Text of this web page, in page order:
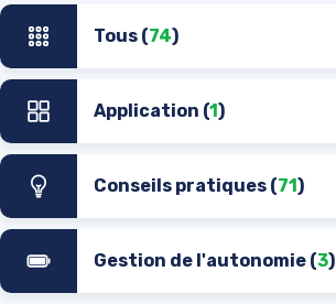
Tous (74)
Application (1)
Conseils pratiques (71)
Gestion de l'autonomie (3)